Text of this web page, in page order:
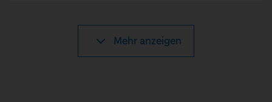
Mehr anzeigen